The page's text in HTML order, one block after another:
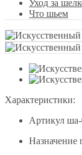
Уход за
Что шьем
Характеристики:
Артикул
Назначение